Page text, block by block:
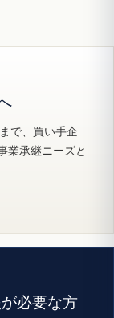
で、買い手企
業承継ニーズと
必要な方